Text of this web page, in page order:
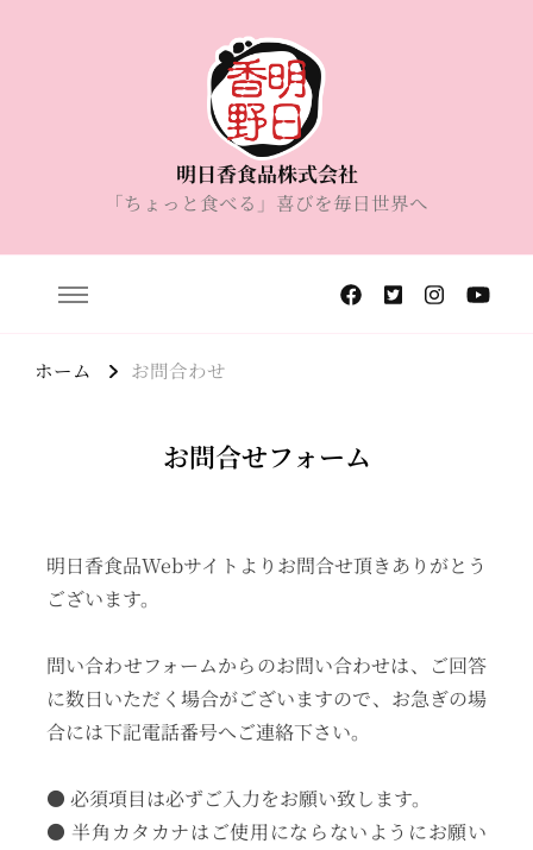
明日香食品株式会社
「ちょっと食べる」喜びを毎日世界へ
ホーム お問合わせ
お問合せフォーム
明日香食品Webサイトよりお問合せ頂きありがとう
ございます。
問い合わせフォームからのお問い合わせは、ご回答
に数日いただく場合がございますので、お急ぎの場
合には下記電話番号へご連絡下さい。
● 必須項目は必ずご入力をお願い致します。
● 半角カタカナはご使用にならないようにお願い